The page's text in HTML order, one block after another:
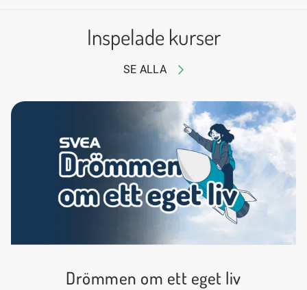
Inspelade kurser
SE ALLA
Drömmen om ett eget liv